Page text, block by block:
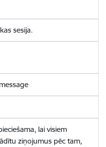
sesija.
lai visiem
ziņojumus pēc tam,